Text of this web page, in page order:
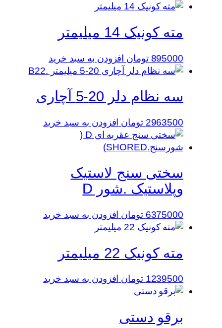
مته کونیک 14 میلیمتر
895000 تومان افزودن به سبد خرید
سه نظام دلر 20-5 آچاری
2963500 تومان افزودن به سبد خرید
سختی سنج لاستیک
وپلاستیک .شور D
6375000 تومان افزودن به سبد خرید
مته کونیک 22 میلیمتر
1239500 تومان افزودن به سبد خرید
برقو دستی